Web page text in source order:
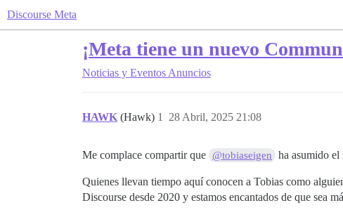
Discourse Meta
¡Meta tiene un nuevo
Noticias y Eventos Anuncios
HAWK (Hawk) 28 Abril, 2025 21:08
1
Me complace compartir que @tobiaseigen ha asumido
Quienes llevan tiempo aquí conocen a Tobias como
Discourse desde 2020 y estamos encantados de que sea